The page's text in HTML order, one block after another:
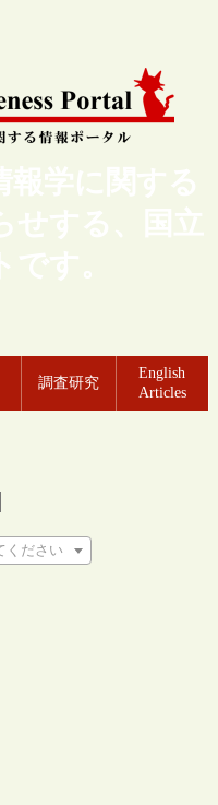
報学に関する
せする、国立
す。
調査研究
English
Articles
ください